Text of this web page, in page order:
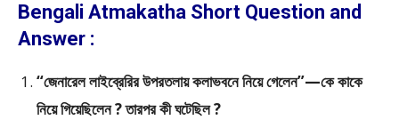
Bengali Atmakatha Short Question and
Answer :
“জেনারেল লাইব্রেরির উপরতলায় কলাভবনে নিয়ে গেলেন”—কে কাকে
নিয়ে গিয়েছিলেন ? তারপর কী ঘটেছিল ?